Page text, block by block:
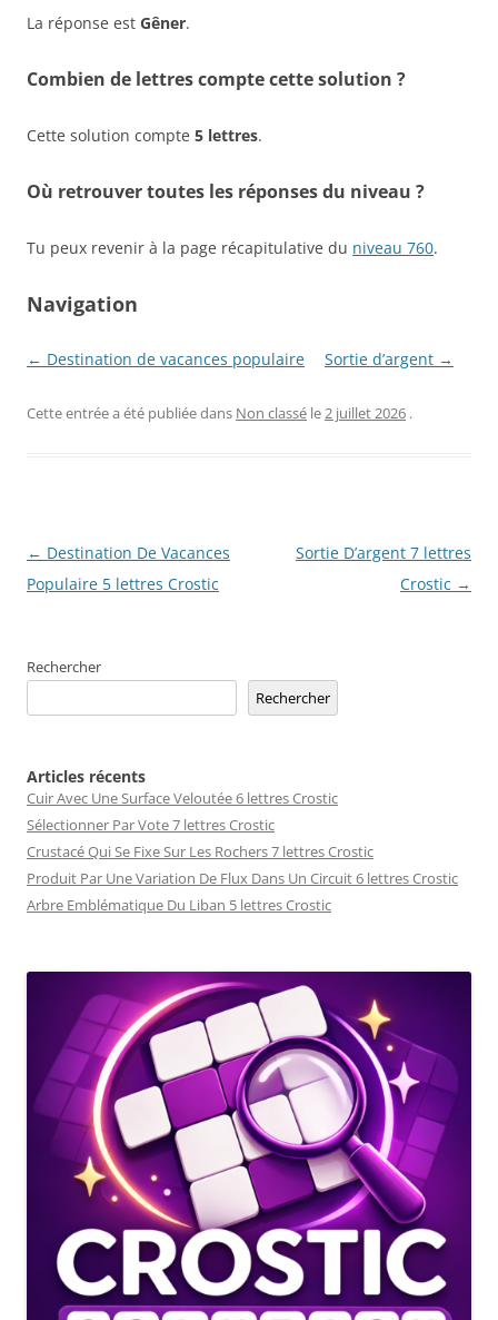
La réponse est Gêner.
Combien de lettres compte cette solution ?
Cette solution compte 5 lettres.
Où retrouver toutes les réponses du niveau ?
Tu peux revenir à la page récapitulative du niveau 760.
Navigation
← Destination de vacances populaire Sortie d’argent →
Cette entrée a été publiée dans Non classé le2 juillet 2026 .
Navigation
des
← Destination De Vacances
Populaire 5 lettres Crostic
Sortie D’argent 7 lettres
Crostic →
Rechercher
Rechercher
Articles récents
Cuir Avec Une Surface Veloutée 6 lettres Crostic
Sélectionner Par Vote 7 lettres Crostic
Crustacé Qui Se Fixe Sur Les Rochers 7 lettres Crostic
Produit Par Une Variation De Flux Dans Un Circuit 6 lettres Crostic
Arbre Emblématique Du Liban 5 lettres Crostic